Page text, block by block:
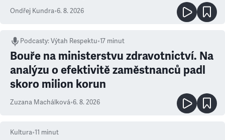
Ondřej Kundra•6. 8. 2026
Podcasty:Výtah Respektu•17 minut
Bouře na ministerstvu zdravotnictví. Na
analýzu o efektivitě zaměstnanců padl
skoro milion korun
Zuzana Machálková•6. 8. 2026
Kultura•11 minut